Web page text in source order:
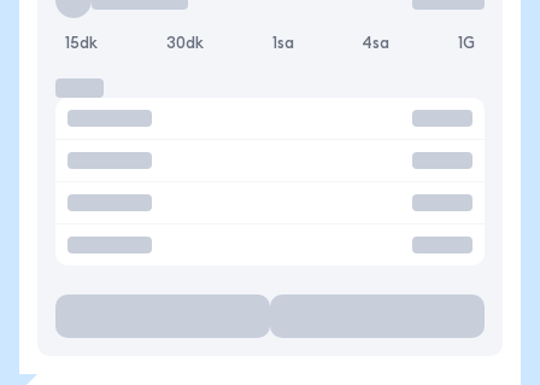
15dk 30dk 1sa 4sa 1G